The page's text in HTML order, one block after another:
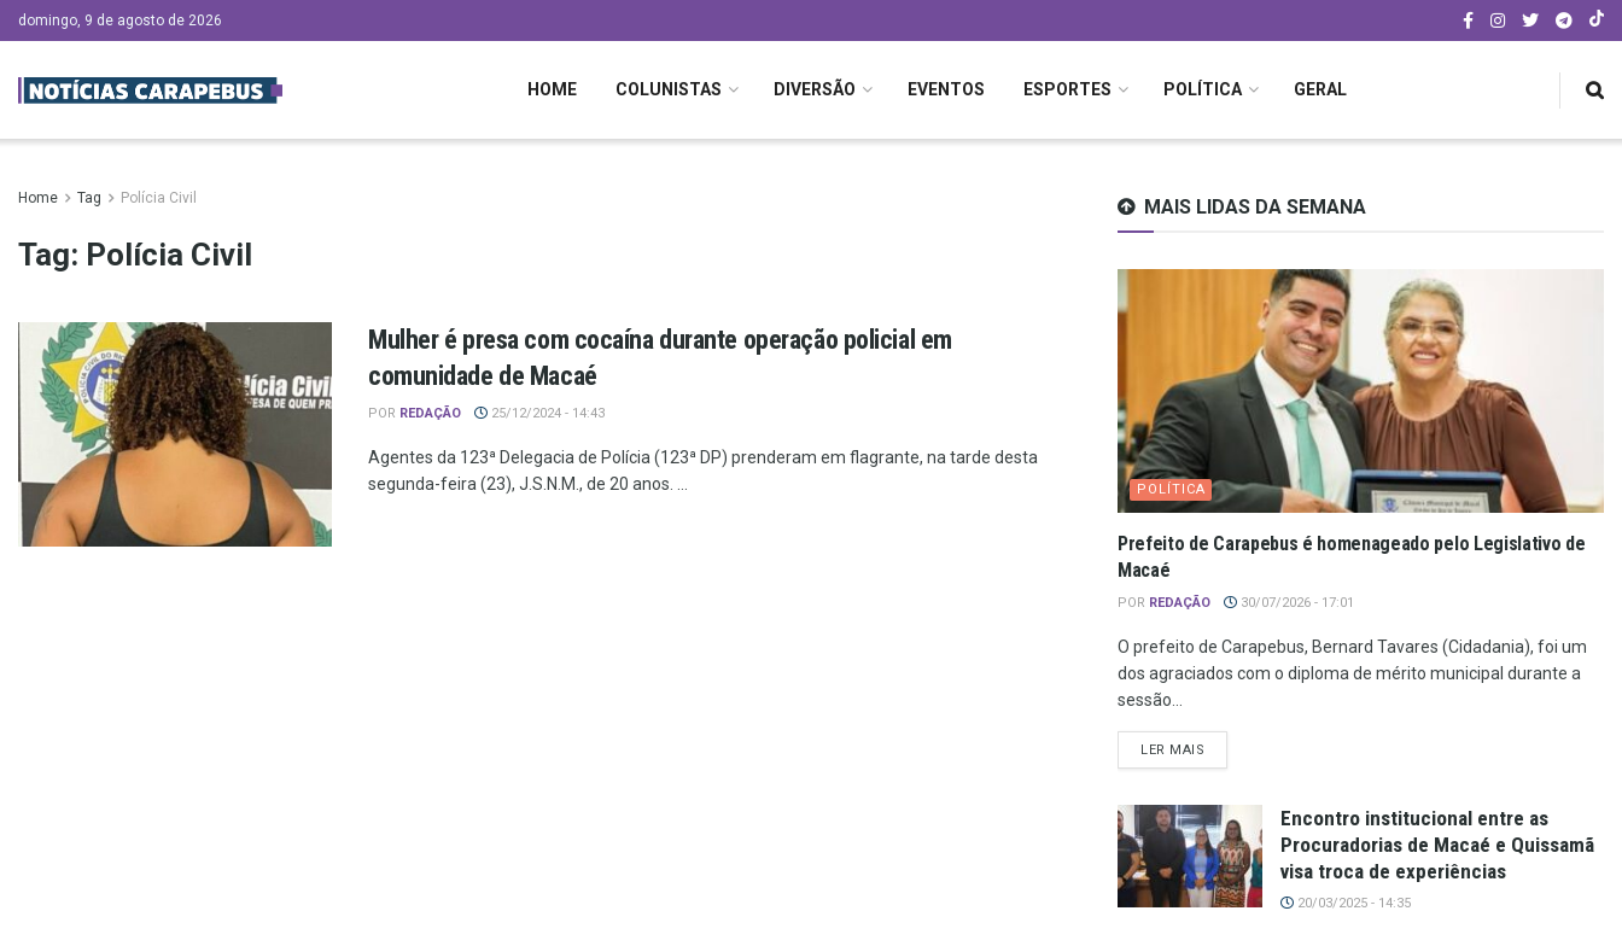
domingo, 9 de agosto de 2026
HOME COLUNISTAS DIVERSÃO EVENTOS ESPORTES POLÍTICA GERAL
Home Tag Polícia Civil
Tag: Polícia Civil
Mulher é presa com cocaína durante operação policial em
comunidade de Macaé
POR REDAÇÃO 25/12/2024 - 14:43
Agentes da 123ª Delegacia de Polícia (123ª DP) prenderam em flagrante, na tarde desta
segunda-feira (23), J.S.N.M., de 20 anos. ...
MAIS LIDAS DA SEMANA
POLÍTICA
Prefeito de Carapebus é homenageado pelo Legislativo de
Macaé
POR REDAÇÃO 30/07/2026 - 17:01
O prefeito de Carapebus, Bernard Tavares (Cidadania), foi um
dos agraciados com o diploma de mérito municipal durante a
sessão...
LER MAIS
Encontro institucional entre as
Procuradorias de Macaé e Quissamã
visa troca de experiências
20/03/2025 - 14:35